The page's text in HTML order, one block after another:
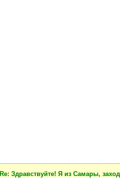
Re: Здравствуйте! Я из Самары,